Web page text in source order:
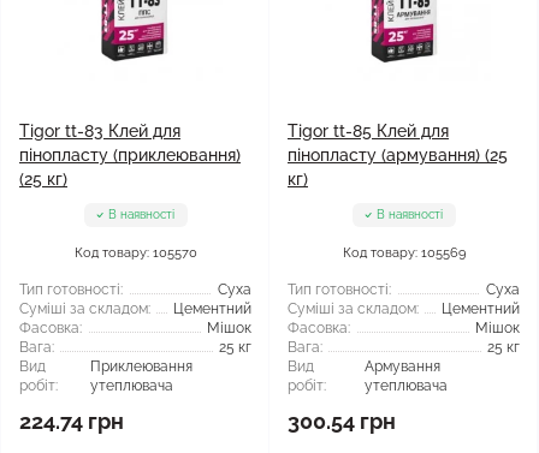
Tigor tt-83 Клей для
пінопласту (приклеювання)
(25 кг)
В наявності
Код товару: 105570
Тип готовності:
Суха
Суміші за складом:
Цементний
Фасовка:
Мішок
Вага:
25 кг
Вид
робіт:
Приклеювання
утеплювача
224.74 грн
Tigor tt-85 Клей для
пінопласту (армування) (25
кг)
В наявності
Код товару: 105569
Тип готовності:
Суха
Суміші за складом:
Цементний
Фасовка:
Мішок
Вага:
25 кг
Вид
робіт:
Армування
утеплювача
300.54 грн